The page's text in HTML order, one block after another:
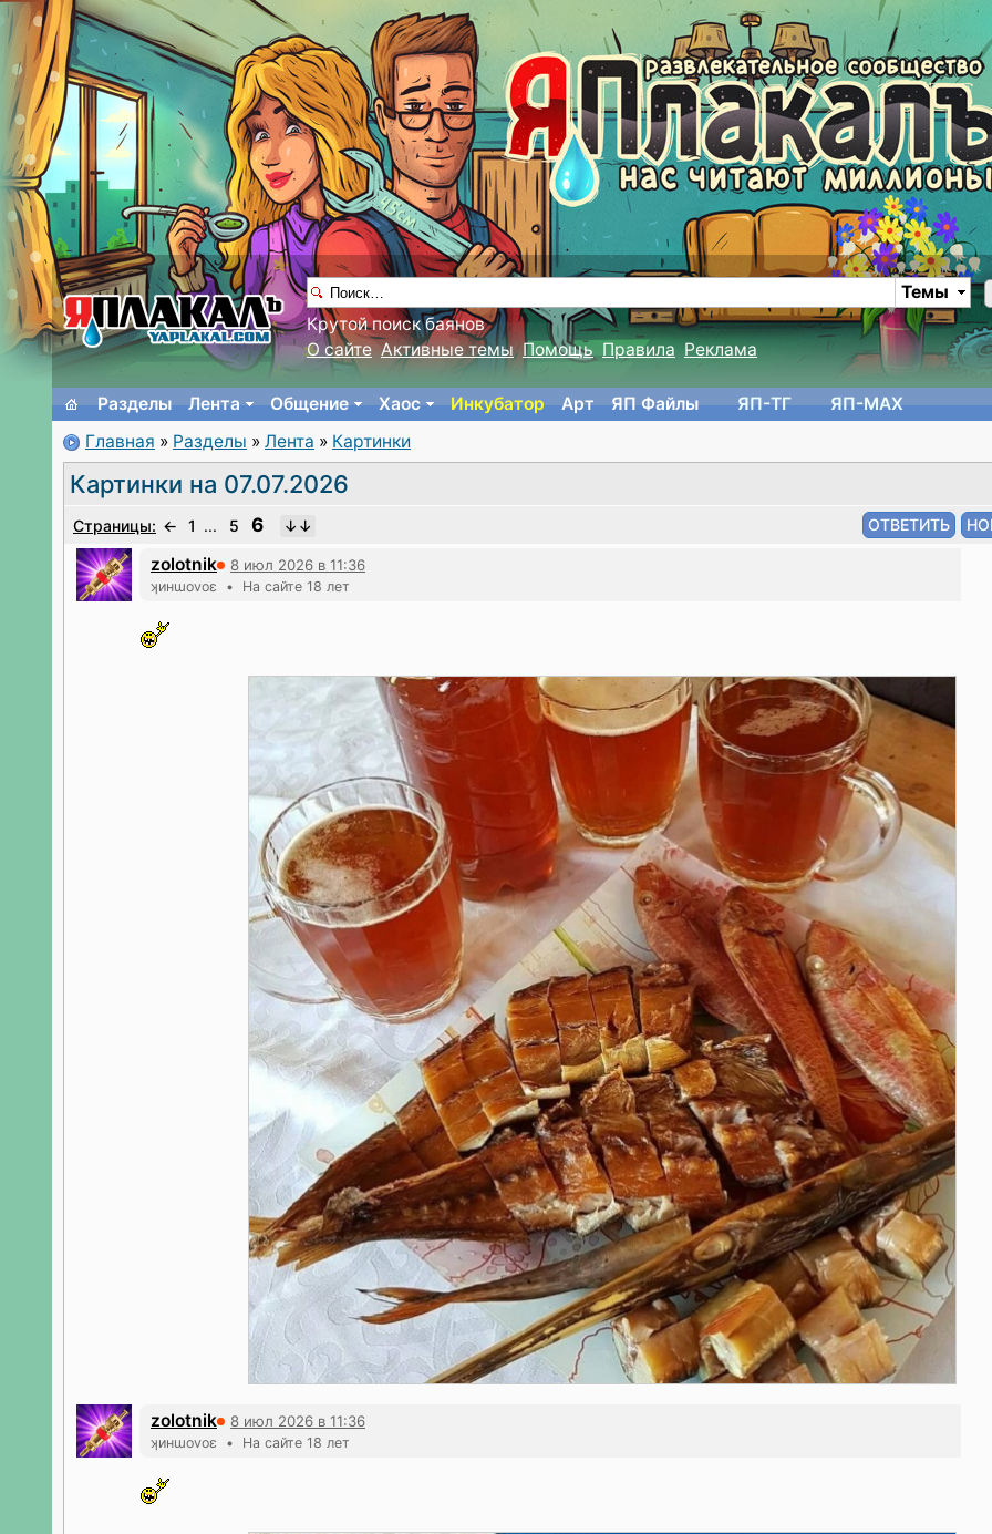
Темы
Крутой поиск баянов
О сайте Активные темы Помощь Правила Реклама
Разделы Лента Общение Хаос Инкубатор Арт ЯП Файлы ЯП-TГ
ЯП-MAX
Главная » Разделы » Лента » Картинки
Картинки на 07.07.2026
Страницы: ← 1 ... 5 6
zolotnik 8 июл 2026 в 11:36
ʞинɯоvоε • На сайте 18 лет
zolotnik 8 июл 2026 в 11:36
ʞинɯоvоε • На сайте 18 лет